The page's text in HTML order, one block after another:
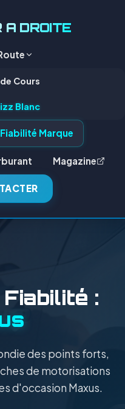
A DROITE
Cours
Blanc
Fiabilité Marque
Magazine
:
des points forts,
de motorisations
d'occasion Maxus.